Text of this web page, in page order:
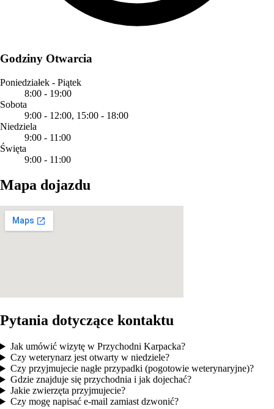
Godziny Otwarcia
Poniedziałek - Piątek
8:00 - 19:00
Sobota
9:00 - 12:00, 15:00 - 18:00
Niedziela
9:00 - 11:00
Święta
9:00 - 11:00
Mapa dojazdu
Pytania dotyczące kontaktu
Jak umówić wizytę w Przychodni Karpacka?
Czy weterynarz jest otwarty w niedziele?
Czy przyjmujecie nagłe przypadki (pogotowie weterynaryjne)?
Gdzie znajduje się przychodnia i jak dojechać?
Jakie zwierzęta przyjmujecie?
Czy mogę napisać e-mail zamiast dzwonić?